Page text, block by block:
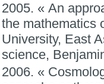
2005. « An
the mathematics
University, East
science,
2006. «